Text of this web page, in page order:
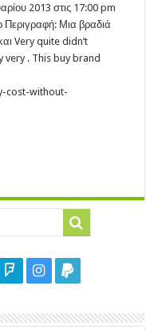
2013 στις 17:00 pm
Μια βραδιά
Very quite didn’t
very . This buy brand
cost-without-